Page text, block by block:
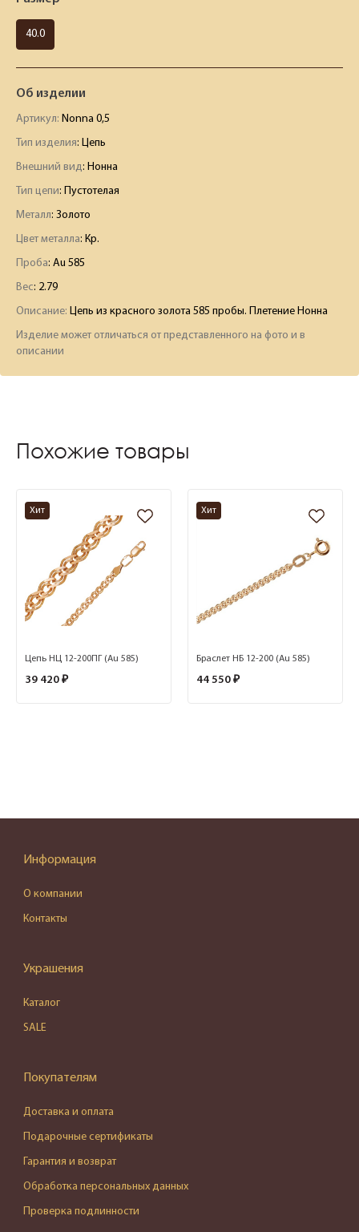
40.0
Об изделии
Артикул: Nonna 0,5
Тип изделия: Цепь
Внешний вид: Нонна
Тип цепи: Пустотелая
Металл: Золото
Цвет металла: Кр.
Проба: Au 585
Вес: 2.79
Описание: Цепь из красного золота 585 пробы. Плетение Нонна
Изделие может отличаться от представленного на фото и в
описании
Похожие товары
Хит
Цепь НЦ 12-200ПГ (Au 585)
39 420 ₽
Хит
Браслет НБ 12-200 (Au 585)
44 550 ₽
Информация
О компании
Контакты
Украшения
Каталог
SALE
Покупателям
Доставка и оплата
Подарочные сертификаты
Гарантия и возврат
Обработка персональных данных
Проверка подлинности